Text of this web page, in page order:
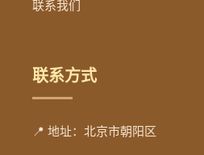
联系我们
联系方式
📍 地址：北京市朝阳区